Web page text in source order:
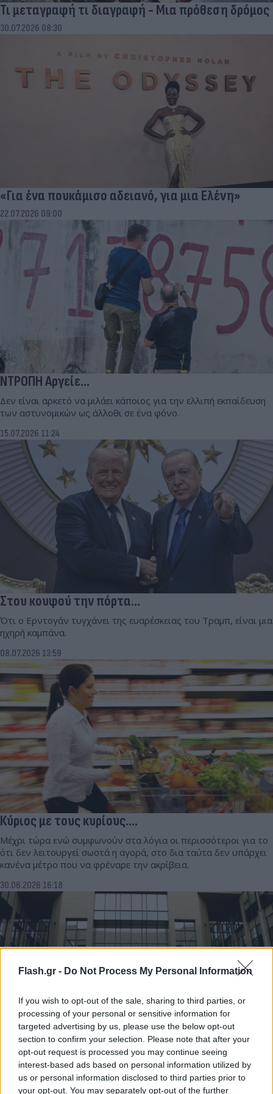
Flash.gr - Do Not Process My Personal Information
If you wish to opt-out of the sale, sharing to third parties, or
processing of your personal or sensitive information for
targeted advertising by us, please use the below opt-out
section to confirm your selection. Please note that after your
opt-out request is processed you may continue seeing
interest-based ads based on personal information utilized by
us or personal information disclosed to third parties prior to
your opt-out. You may separately opt-out of the further
Τι μεταγραφή τι διαγραφή - Μια πρόθεση δρόμος
30.07.2026 08:30
«Για ένα πουκάμισο αδειανό, για μια Ελένη»
22.07.2026 09:00
ΝΤΡΟΠΗ Αργείε…
Δεν είναι αρκετό να μιλάει κάποιος για την ελλιπή εκπαίδευση
των αστυνομικών ως άλλοθι σε ένα φόνο.
15.07.2026 11:24
Στου κουφού την πόρτα…
Ότι ο Ερντογάν τυγχάνει της ευαρέσκειας του Τραμπ, είναι μια
ηχηρή καμπάνα.
08.07.2026 13:59
Κύριος με τους κυρίους….
Μέχρι τώρα ενώ συμφωνούν στα λόγια οι περισσότεροι για το
ότι δεν λειτουργεί σωστά η αγορά, στο δια ταύτα δεν υπάρχει
κανένα μέτρο που να φρέναρε την ακρίβεια.
30.06.2026 16:18
Ο «κερατάς» το μαθαίνει τελευταίος…
Με δύο κουβέντες, άλλο το φορολογημένα, άλλο τα νόμιμα.